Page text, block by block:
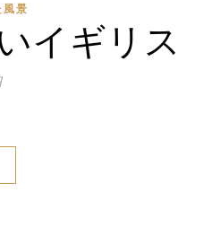
景
イギリス